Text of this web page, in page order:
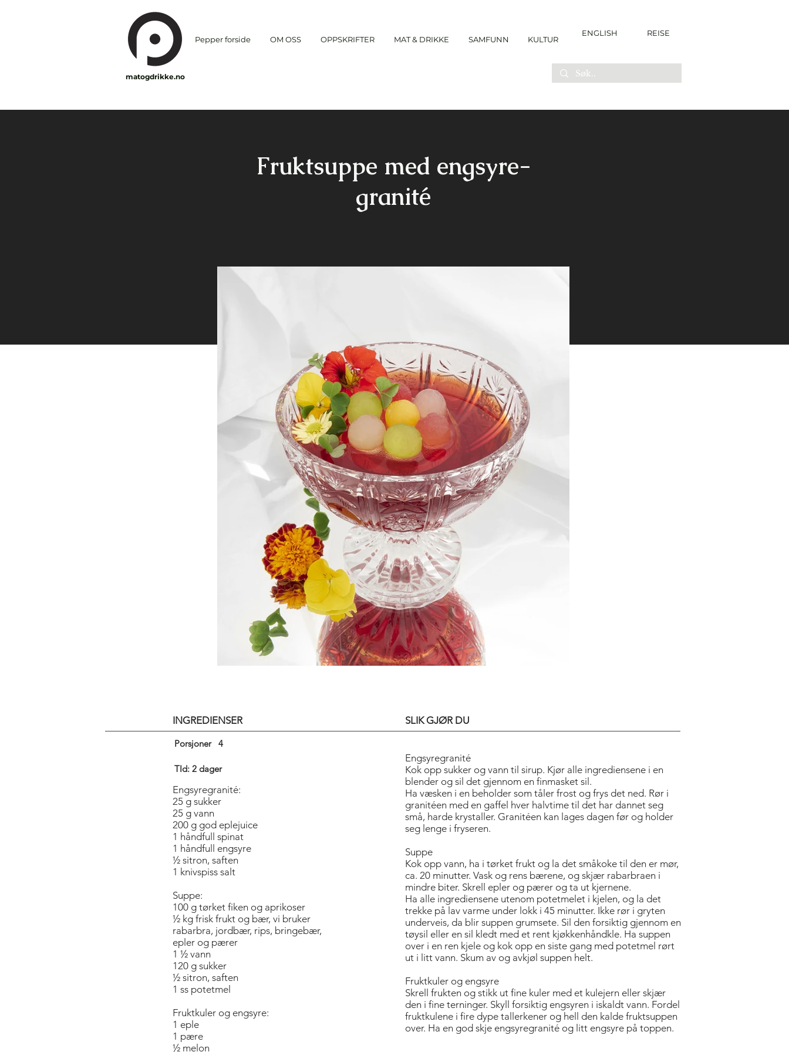
Pepper forside OM OSS OPPSKRIFTER MAT & DRIKKE SAMFUNN KULTUR
ENGLISH REISE
matogdrikke.no
Fruktsuppe med engsyre-
granité
INGREDIENSER SLIK GJØR DU
Porsjoner 4
TId: 2 dager
Engsyregranité:
25 g sukker
25 g vann
200 g god eplejuice
1 håndfull spinat
1 håndfull engsyre
½ sitron, saften
1 knivspiss salt
Suppe:
100 g tørket fiken og aprikoser
½ kg frisk frukt og bær, vi bruker
rabarbra, jordbær, rips, bringebær,
epler og pærer
1 ½ vann
120 g sukker
½ sitron, saften
1 ss potetmel
Fruktkuler og engsyre:
1 eple
1 pære
½ melon
Engsyregranité
Kok opp sukker og vann til sirup. Kjør alle ingrediensene i en
blender og sil det gjennom en finmasket sil.
Ha væsken i en beholder som tåler frost og frys det ned. Rør i
granitéen med en gaffel hver halvtime til det har dannet seg
små, harde krystaller. Granitéen kan lages dagen før og holder
seg lenge i fryseren.
Suppe
Kok opp vann, ha i tørket frukt og la det småkoke til den er mør,
ca. 20 minutter. Vask og rens bærene, og skjær rabarbraen i
mindre biter. Skrell epler og pærer og ta ut kjernene.
Ha alle ingrediensene utenom potetmelet i kjelen, og la det
trekke på lav varme under lokk i 45 minutter. Ikke rør i gryten
underveis, da blir suppen grumsete. Sil den forsiktig gjennom en
tøysil eller en sil kledt med et rent kjøkkenhåndkle. Ha suppen
over i en ren kjele og kok opp en siste gang med potetmel rørt
ut i litt vann. Skum av og avkjøl suppen helt.
Fruktkuler og engsyre
Skrell frukten og stikk ut fine kuler med et kulejern eller skjær
den i fine terninger. Skyll forsiktig engsyren i iskaldt vann. Fordel
fruktkulene i fire dype tallerkener og hell den kalde fruktsuppen
over. Ha en god skje engsyregranité og litt engsyre på toppen.